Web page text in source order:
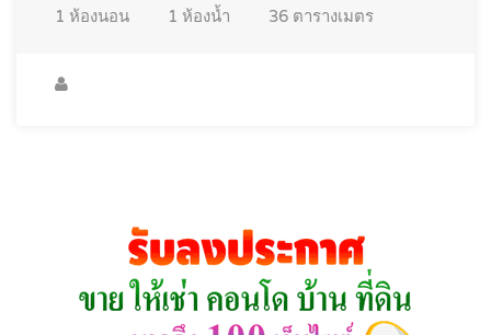
1 ห้องนอน 1 ห้องน้ำ 36 ตารางเมตร